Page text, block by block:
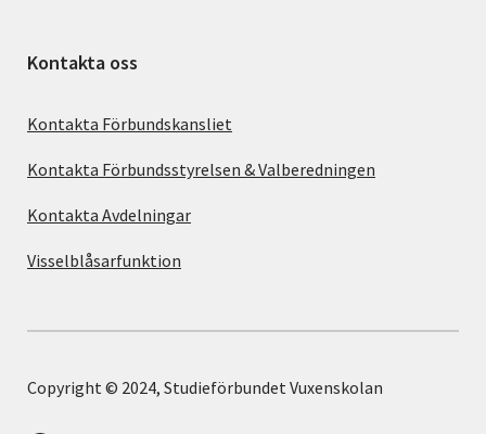
Kontakta oss
Kontakta Förbundskansliet
Kontakta Förbundsstyrelsen & Valberedningen
Kontakta Avdelningar
Visselblåsarfunktion
Copyright © 2024, Studieförbundet Vuxenskolan